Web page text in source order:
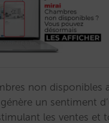
non disponibles
un sentiment
les ventes et